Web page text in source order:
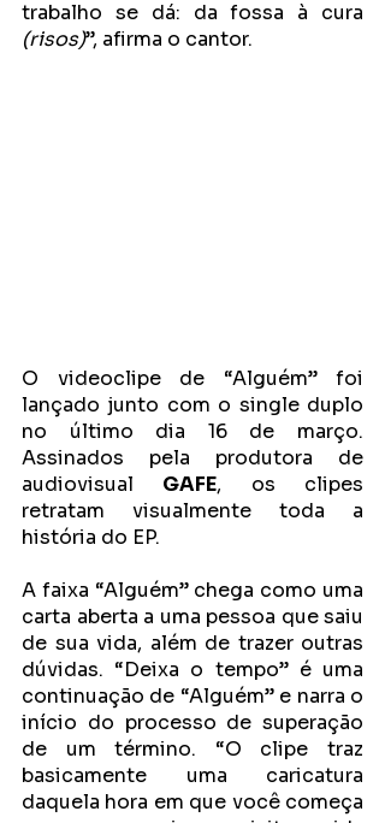
(risos)”, afirma o cantor.
O videoclipe de “Alguém” foi
lançado junto com o single duplo
no último dia 16 de março.
Assinados pela produtora de
audiovisual GAFE, os clipes
retratam visualmente toda a
história do EP.
A faixa “Alguém” chega como uma
carta aberta a uma pessoa que saiu
de sua vida, além de trazer outras
dúvidas. “Deixa o tempo” é uma
continuação de “Alguém” e narra o
início do processo de superação
de um término. “O clipe traz
basicamente uma caricatura
daquela hora em que você começa